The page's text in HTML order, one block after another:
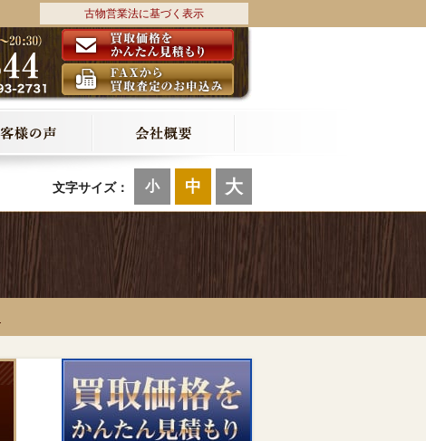
古物営業法に基づく表示
文字サイズ： 小 中 大